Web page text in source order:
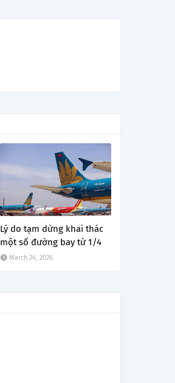
Lý do tạm dừng khai thác
một số đường bay từ 1/4
March 24, 2026